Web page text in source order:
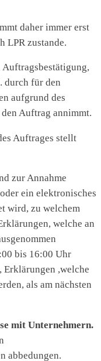
daher immer erst
LPR zustande.
durch für den
aufgrund des
Auftrag annimmt.
Auftrages stellt
zur Annahme
ein elektronisches
wird, zu welchem
welche an
bis 16:00 Uhr
Erklärungen ,welche
als am nächsten
mit Unternehmern.
abbedungen.